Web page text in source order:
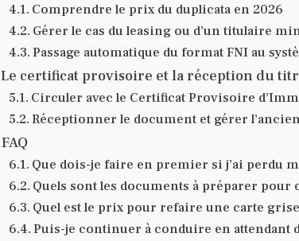
Comprendre le prix du duplicata en 2026
Gérer le cas du leasing ou d’un titulaire
Passage automatique du format FNI au
Le certificat provisoire et la réception du
Circuler avec le Certificat Provisoire
Réceptionner le document et gérer
FAQ
Que dois-je faire en premier si j’ai perdu
Quels sont les documents à préparer pour
Quel est le prix pour refaire une carte
Puis-je continuer à conduire en attendant